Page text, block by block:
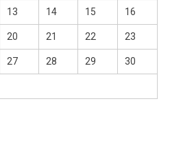
13 14 15 16
20 21 22 23
27 28 29 30